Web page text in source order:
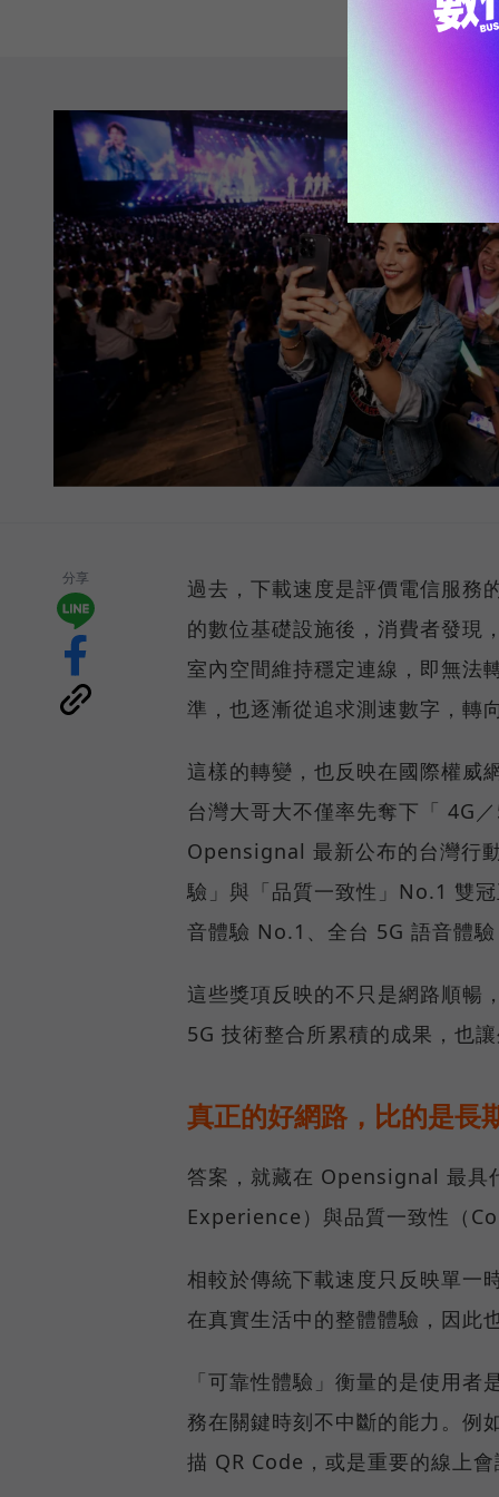
分享
過去，下載速度是評價電信服務
的數位基礎設施後，消費者發現
室內空間維持穩定連線，即無法
準，也逐漸從追求測速數字，轉
這樣的轉變，也反映在國際權
台灣大哥大不僅率先奪下「 4G
Opensignal 最新公布的台灣行
驗」與「品質一致性」No.1 雙
音體驗 No.1、全台 5G 語音體
這些獎項反映的不只是網路順暢
5G 技術整合所累積的成果，也
真正的好網路，比的是長
答案，就藏在 Opensignal 最
Experience）與品質一致性（
相較於傳統下載速度只反映單一
在真實生活中的整體體驗，因此
「可靠性體驗」衡量的是使用
務在關鍵時刻不中斷的能力。例
描 QR Code，或是重要的線上